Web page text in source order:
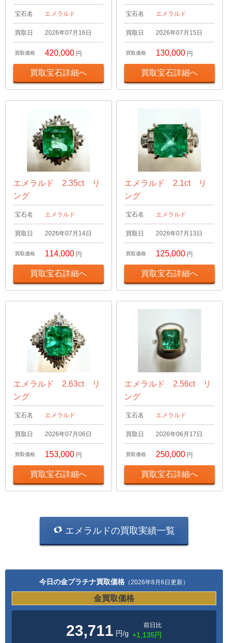
宝石名 エメラルド
買取日 2026年07月16日
買取価格 420,000 円
買取宝石詳細へ
宝石名 エメラルド
買取日 2026年07月15日
買取価格 130,000 円
買取宝石詳細へ
エメラルド 2.35ct リ
ング
宝石名 エメラルド
買取日 2026年07月14日
買取価格 114,000 円
買取宝石詳細へ
エメラルド 2.1ct リ
ング
宝石名 エメラルド
買取日 2026年07月13日
買取価格 125,000 円
買取宝石詳細へ
エメラルド 2.63ct リ
ング
宝石名 エメラルド
買取日 2026年07月06日
買取価格 153,000 円
買取宝石詳細へ
エメラルド 2.56ct リ
ング
宝石名 エメラルド
買取日 2026年06月17日
買取価格 250,000 円
買取宝石詳細へ
エメラルドの買取実績一覧
今日の金プラチナ買取価格 （2026年8月6日更新）
金買取価格
23,711 円/g
前日比
+1,135円